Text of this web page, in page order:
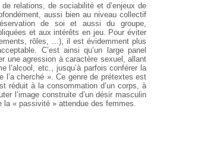
relations, de sociabilité et d’enjeux de
aussi bien auniveau collectif
de soi et aussi du groupe,
et aux intérêts en jeu. Pour éviter
rôles, ...), il est évidemment plus
C’est ainsi qu’un large panel
une agression à caractère sexuel, allant
l’alcool, etc., jusqu’à parfois conférer la
l’a cherché ». Ce genre de prétextes est
réduit à la consommation d’uncorps, à
l’image construite d’undésir masculin
« passivité » attendue des femmes.